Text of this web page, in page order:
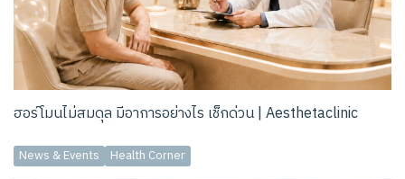
ฮอร์โมนไม่สมดุล มีอาการอย่างไร เช็กด่วน | Aesthetaclinic
News & Events Health Corner